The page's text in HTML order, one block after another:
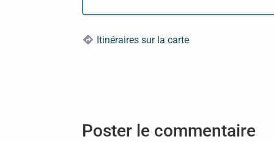
Itinéraires sur la carte
Poster le commentaire